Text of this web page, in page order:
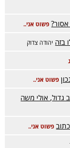
פשוט אני..
בזה יהודה צדוק
פשוט אני..
גדול, אולי משה
פשוט אני..